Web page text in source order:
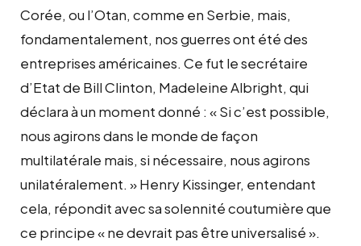
Corée, ou l’Otan, comme en Serbie, mais,
fondamentalement, nos guerres ont été des
entreprises américaines. Ce fut le secrétaire
d’Etat de Bill Clinton, Madeleine Albright, qui
déclara à un moment donné : « Si c’est possible,
nous agirons dans le monde de façon
multilatérale mais, si nécessaire, nous agirons
unilatéralement. » Henry Kissinger, entendant
cela, répondit avec sa solennité coutumière que
ce principe « ne devrait pas être universalisé ».